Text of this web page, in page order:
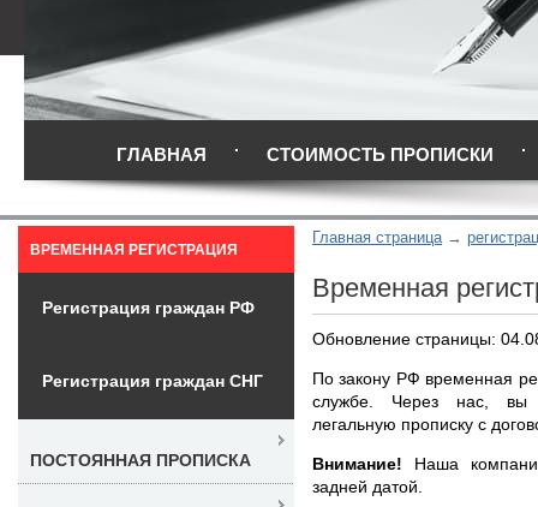
ГЛАВНАЯ СТОИМОСТЬ ПРОПИСКИ
Главная страница
Временная
Обновление страницы:
По закону РФ временная
службе. Через нас, вы
легальную прописку с
Внимание! Наша
задней датой.
ВРЕМЕННАЯ РЕГИСТРАЦИЯ
Регистрация граждан РФ
Регистрация граждан СНГ
ПОСТОЯННАЯ ПРОПИСКА